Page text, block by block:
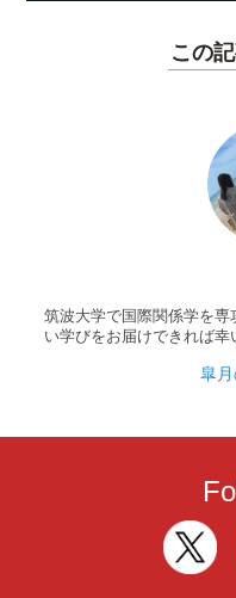
この
筑波大学で国際関係学を
い学びをお届けできれば幸
皐